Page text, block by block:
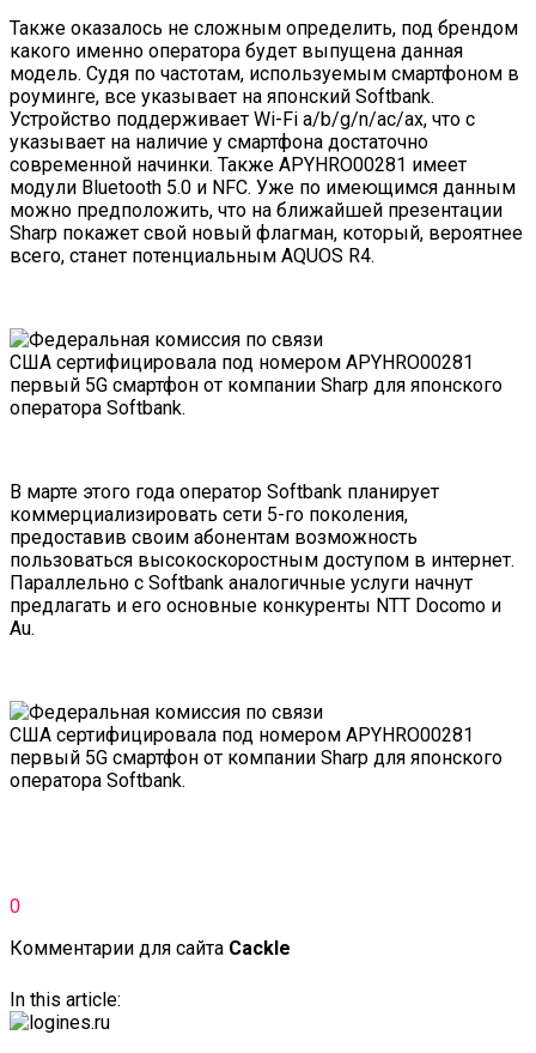
Также оказалось не сложным определить, под брендом
какого именно оператора будет выпущена данная
модель. Судя по частотам, используемым смартфоном в
роуминге, все указывает на японский Softbank.
Устройство поддерживает Wi-Fi a/b/g/n/ac/ax, что с
указывает на наличие у смартфона достаточно
современной начинки. Также APYHRO00281 имеет
модули Bluetooth 5.0 и NFC. Уже по имеющимся данным
можно предположить, что на ближайшей презентации
Sharp покажет свой новый флагман, который, вероятнее
всего, станет потенциальным AQUOS R4.
В марте этого года оператор Softbank планирует
коммерциализировать сети 5-го поколения,
предоставив своим абонентам возможность
пользоваться высокоскоростным доступом в интернет.
Параллельно с Softbank аналогичные услуги начнут
предлагать и его основные конкуренты NTT Docomo и
Au.
0
Комментарии для сайта Cackle
In this article: